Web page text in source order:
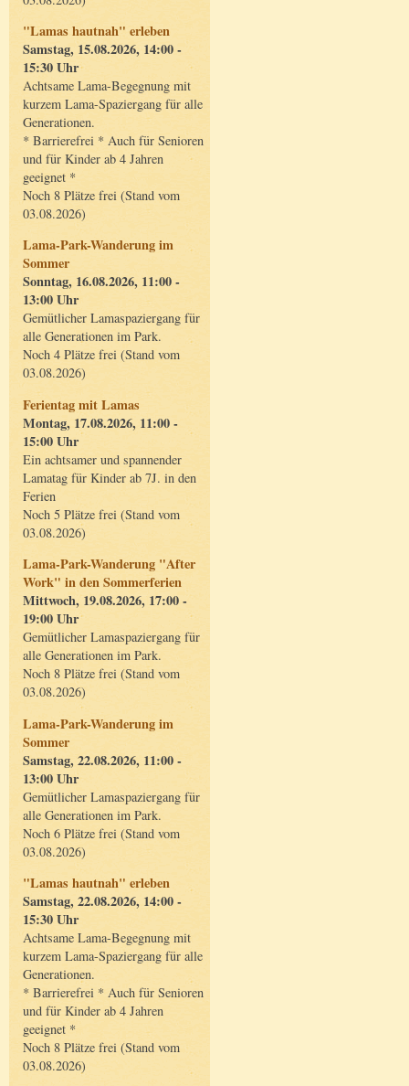
"Lamas hautnah" erleben
Samstag, 15.08.2026, 14:00 -
15:30 Uhr
Achtsame Lama-Begegnung mit
kurzem Lama-Spaziergang für alle
Generationen.
* Barrierefrei * Auch für Senioren
und für Kinder ab 4 Jahren
geeignet *
Noch 8 Plätze frei (Stand vom
03.08.2026)
Lama-Park-Wanderung im
Sommer
Sonntag, 16.08.2026, 11:00 -
13:00 Uhr
Gemütlicher Lamaspaziergang für
alle Generationen im Park.
Noch 4 Plätze frei (Stand vom
03.08.2026)
Ferientag mit Lamas
Montag, 17.08.2026, 11:00 -
15:00 Uhr
Ein achtsamer und spannender
Lamatag für Kinder ab 7J. in den
Ferien
Noch 5 Plätze frei (Stand vom
03.08.2026)
Lama-Park-Wanderung "After
Work" in den Sommerferien
Mittwoch, 19.08.2026, 17:00 -
19:00 Uhr
Gemütlicher Lamaspaziergang für
alle Generationen im Park.
Noch 8 Plätze frei (Stand vom
03.08.2026)
Lama-Park-Wanderung im
Sommer
Samstag, 22.08.2026, 11:00 -
13:00 Uhr
Gemütlicher Lamaspaziergang für
alle Generationen im Park.
Noch 6 Plätze frei (Stand vom
03.08.2026)
"Lamas hautnah" erleben
Samstag, 22.08.2026, 14:00 -
15:30 Uhr
Achtsame Lama-Begegnung mit
kurzem Lama-Spaziergang für alle
Generationen.
* Barrierefrei * Auch für Senioren
und für Kinder ab 4 Jahren
geeignet *
Noch 8 Plätze frei (Stand vom
03.08.2026)